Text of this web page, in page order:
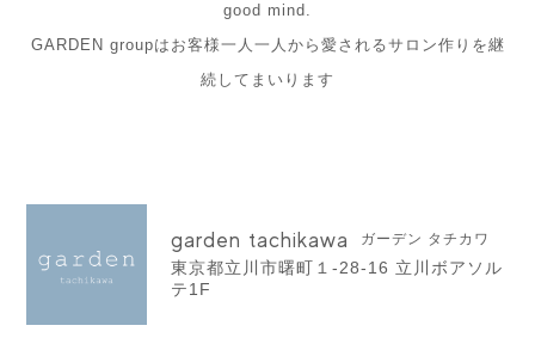
good mind.
GARDEN groupはお客様一人一人から愛されるサロン作りを継
続してまいります
garden tachikawa ガーデン タチカワ
東京都立川市曙町１-28-16 立川ボアソル
テ1F